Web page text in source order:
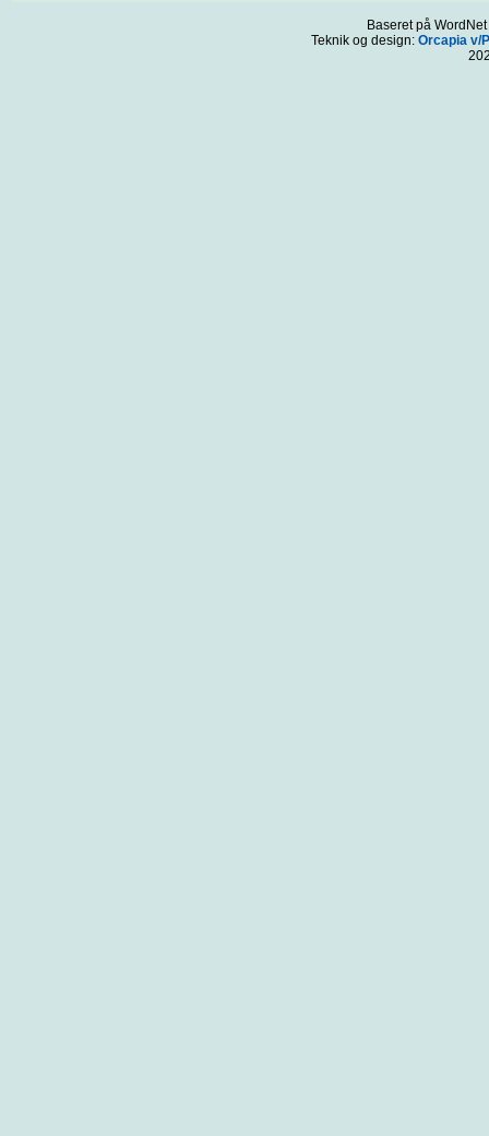
Baseret på
Teknik og design: Orcapia v/